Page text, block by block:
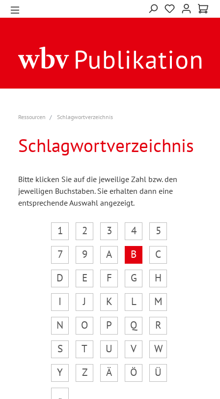
Ressourcen Schlagwortverzeichnis
Schlagwortverzeichnis
Bitte klicken Sie auf die jeweilige Zahl bzw. den
jeweiligen Buchstaben. Sie erhalten dann eine
entsprechende Auswahl angezeigt.
1 2 3 4
5
7
9 A B
C
D
E F G
H
I
J K L
M
N
O P Q
R
S
T U V
W
Y
Z Ä Ö
Ü
„